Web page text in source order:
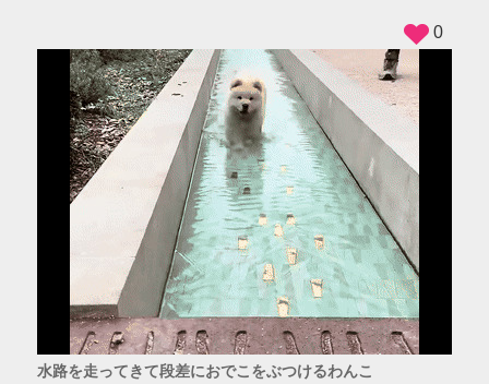
水路を走ってきて段差におでこをぶつけるわんこ
0